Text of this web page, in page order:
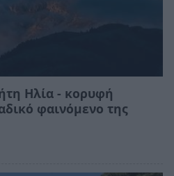
Ηλία - κορυφή
φαινόμενο της